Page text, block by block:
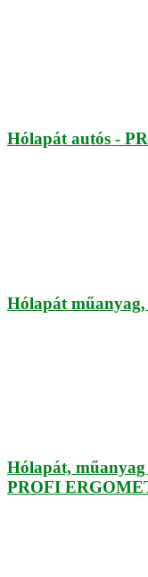
Hólapát autós -
Hólapát műanyag,
Hólapát,
PROFI